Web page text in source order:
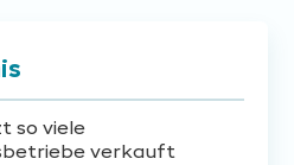
so viele
verkauft